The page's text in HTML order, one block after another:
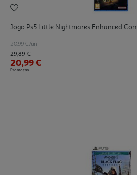
Jogo Ps5 Little Nightmares Enhanced
20.99 €/un
Price reduced from
29,89 €to
20,99 €
Promoção